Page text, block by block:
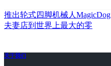
推出轮式四脚机械人MagicDog
夫妻店到世界上最大的零
关于我们